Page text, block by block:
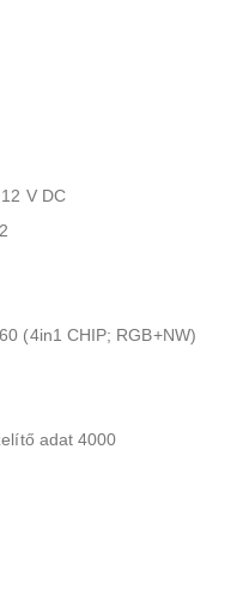
V DC
(4in1 CHIP; RGB+NW)
adat 4000